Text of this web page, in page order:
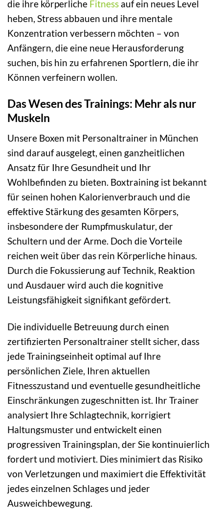
die ihre körperliche Fitness auf ein neues Level
heben, Stress abbauen und ihre mentale
Konzentration verbessern möchten – von
Anfängern, die eine neue Herausforderung
suchen, bis hin zu erfahrenen Sportlern, die ihr
Können verfeinern wollen.
Das Wesen des Trainings: Mehr als nur
Muskeln
Unsere Boxen mit Personaltrainer in München
sind darauf ausgelegt, einen ganzheitlichen
Ansatz für Ihre Gesundheit und Ihr
Wohlbefinden zu bieten. Boxtraining ist bekannt
für seinen hohen Kalorienverbrauch und die
effektive Stärkung des gesamten Körpers,
insbesondere der Rumpfmuskulatur, der
Schultern und der Arme. Doch die Vorteile
reichen weit über das rein Körperliche hinaus.
Durch die Fokussierung auf Technik, Reaktion
und Ausdauer wird auch die kognitive
Leistungsfähigkeit signifikant gefördert.
Die individuelle Betreuung durch einen
zertifizierten Personaltrainer stellt sicher, dass
jede Trainingseinheit optimal auf Ihre
persönlichen Ziele, Ihren aktuellen
Fitnesszustand und eventuelle gesundheitliche
Einschränkungen zugeschnitten ist. Ihr Trainer
analysiert Ihre Schlagtechnik, korrigiert
Haltungsmuster und entwickelt einen
progressiven Trainingsplan, der Sie kontinuierlich
fordert und motiviert. Dies minimiert das Risiko
von Verletzungen und maximiert die Effektivität
jedes einzelnen Schlages und jeder
Ausweichbewegung.